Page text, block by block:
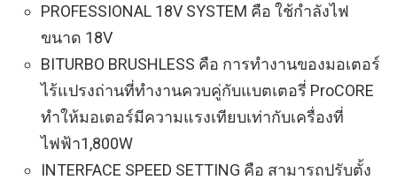
PROFESSIONAL 18V SYSTEM คือ ใช้กำลังไฟ
ขนาด 18V
BITURBO BRUSHLESS คือ การทำงานของมอเตอร์
ไร้แปรงถ่านที่ทำงานควบคู่กับแบตเตอรี่ ProCORE
ทำให้มอเตอร์มีความแรงเทียบเท่ากับเครื่องที่
ไฟฟ้า1,800W
INTERFACE SPEED SETTING คือ สามารถปรับตั้ง